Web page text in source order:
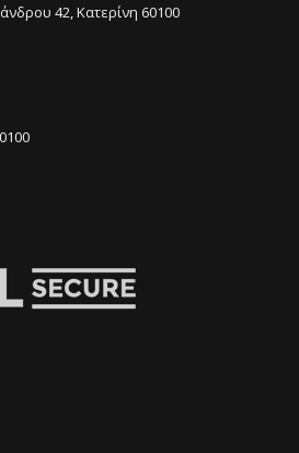
Οι
42, Κατερίνη 60100